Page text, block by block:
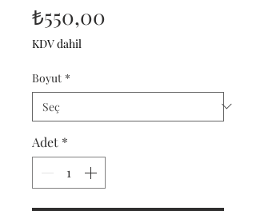
₺550,00
KDV dahil
Boyut *
Adet *